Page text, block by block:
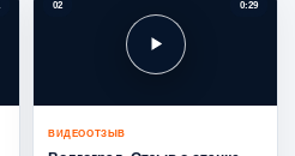
02 0:29
ВИДЕООТЗЫВ